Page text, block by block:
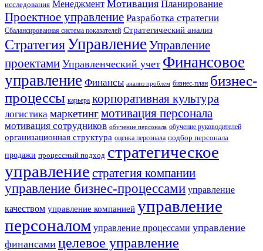
исследования Менеджмент Мотивация Планирование
Проектное управление Разработка стратегии
Сбалансированная система показателей Стратегический анализ
СтратегияУправление Управление
проектами Управленческий учет Финансовое
управление Финансы анализ проблем бизнес-план бизнес-
процессы карьера корпоративная культура
логистика маркетингмотивация персонала
мотивация сотрудников обучение персонала обучение руководителей
организационная структура оценка персонала подбор персонала
продажи процессный подход стратегическое
управление стратегия компании
управление бизнес-процессами управление
качеством управление компанией управление
персоналом управление процессами управление
финансами целевое управление